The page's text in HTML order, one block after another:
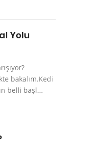
Yolu
bakalım.Kedi
belli başl...